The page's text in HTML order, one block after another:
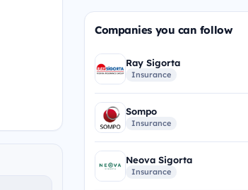
Companies you can follow
Ray Sigorta
Insurance
Sompo
Insurance
Neova Sigorta
Insurance